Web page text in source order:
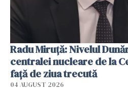
Radu Miruţă: Nivelul
centralei nucleare de la
faţă de ziua trecută
04 AUGUST 2026